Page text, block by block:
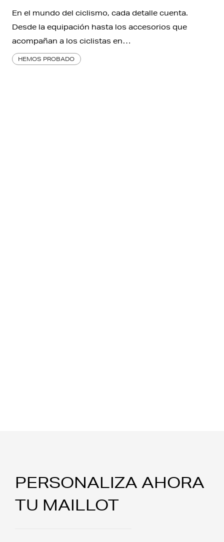
En el mundo del ciclismo, cada detalle cuenta.
Desde la equipación hasta los accesorios que
acompañan a los ciclistas en…
HEMOS PROBADO
PERSONALIZA AHORA
TU MAILLOT